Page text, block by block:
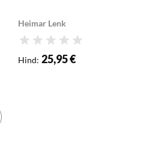
Heimar Lenk
Hinnang
Hind: 25,95 €
Lisa soovikorvi